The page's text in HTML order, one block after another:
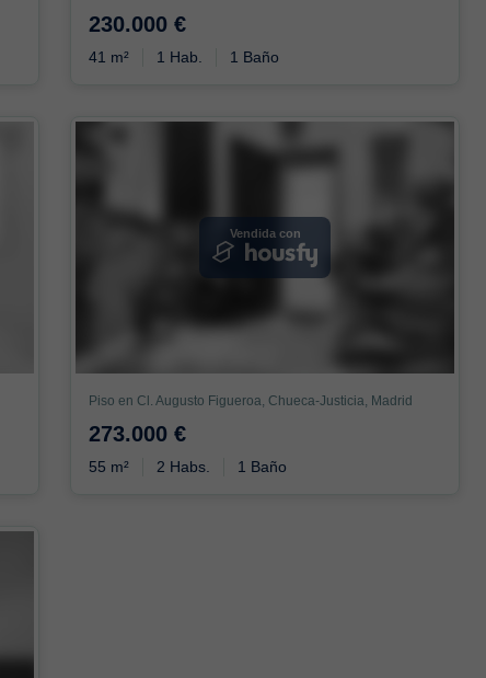
230.000 €
41 m² 1 Hab. 1 Baño
Vendida con
Piso en Cl. Augusto Figueroa, Chueca-Justicia, Madrid
273.000 €
55 m² 2 Habs. 1 Baño